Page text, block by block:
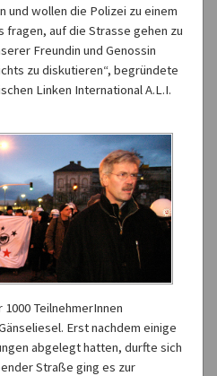
und wollen die Polizei zu einem
fragen, auf die Strasse gehen zu
Freundin und Genossin
zu diskutieren“, begründete
Linken International A.L.I.
TeilnehmerInnen
Erst nachdem einige
abgelegt hatten, durfte sich
Straße ging es zur